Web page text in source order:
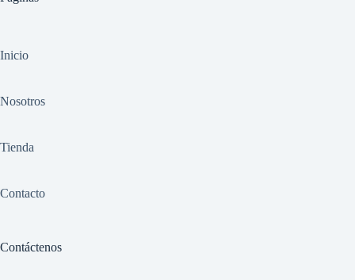
Inicio
Nosotros
Tienda
Contacto
Contáctenos